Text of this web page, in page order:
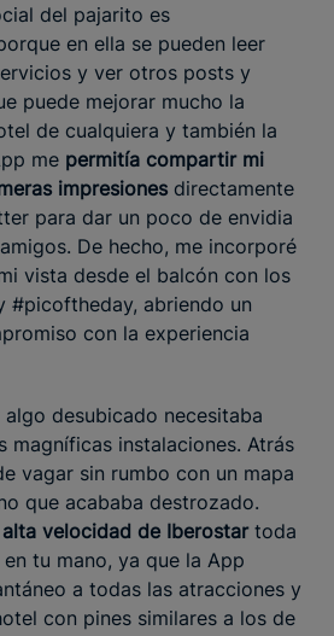
del pajarito es
en ella se pueden leer
y ver otros posts y
puede mejorar mucho la
de cualquiera y también la
me permitía compartir mi
impresiones directamente
para dar un poco de envidia
De hecho, me incorporé
vista desde el balcón con los
#picoftheday, abriendo un
con la experiencia
desubicado necesitaba
magníficas instalaciones. Atrás
vagar sin rumbo con un mapa
que acababa destrozado.
velocidad de Iberostar toda
tu mano, ya que la App
a todas las atracciones y
con pines similares a los de